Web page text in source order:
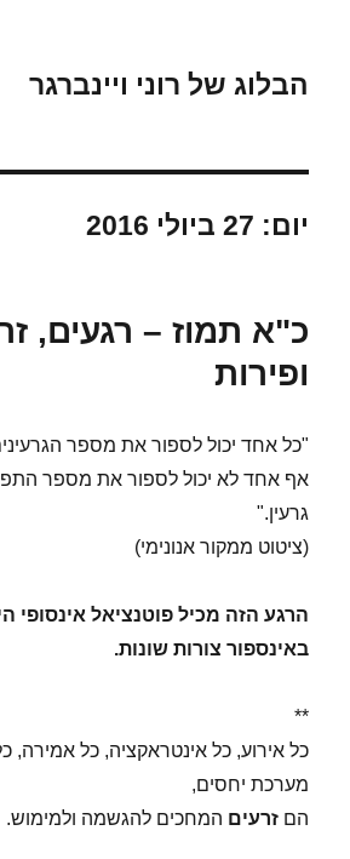
הבלוג של רוני ויינברגר
יום: 27 ביולי 2016
כ"א תמוז – רגעים,
ופירות
"כל אחד יכול לספור את מספר
אף אחד לא יכול לספור את מספר
גרעין."
(ציטוט ממקור אנונימי)
הרגע הזה מכיל פוטנציאל אינסופי
באינספור צורות שונות.
**
כל אירוע, כל אינטראקציה, כל אמירה,
מערכת יחסים,
הםזרעים המחכים להגשמה ולמימוש.